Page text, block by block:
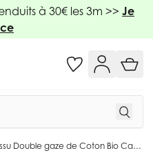
à 30€ les 3m >> Je
Tissu Double gaze de Coton Bio Capri petites cerises sur fond Blanc cassé - Par 10 cm